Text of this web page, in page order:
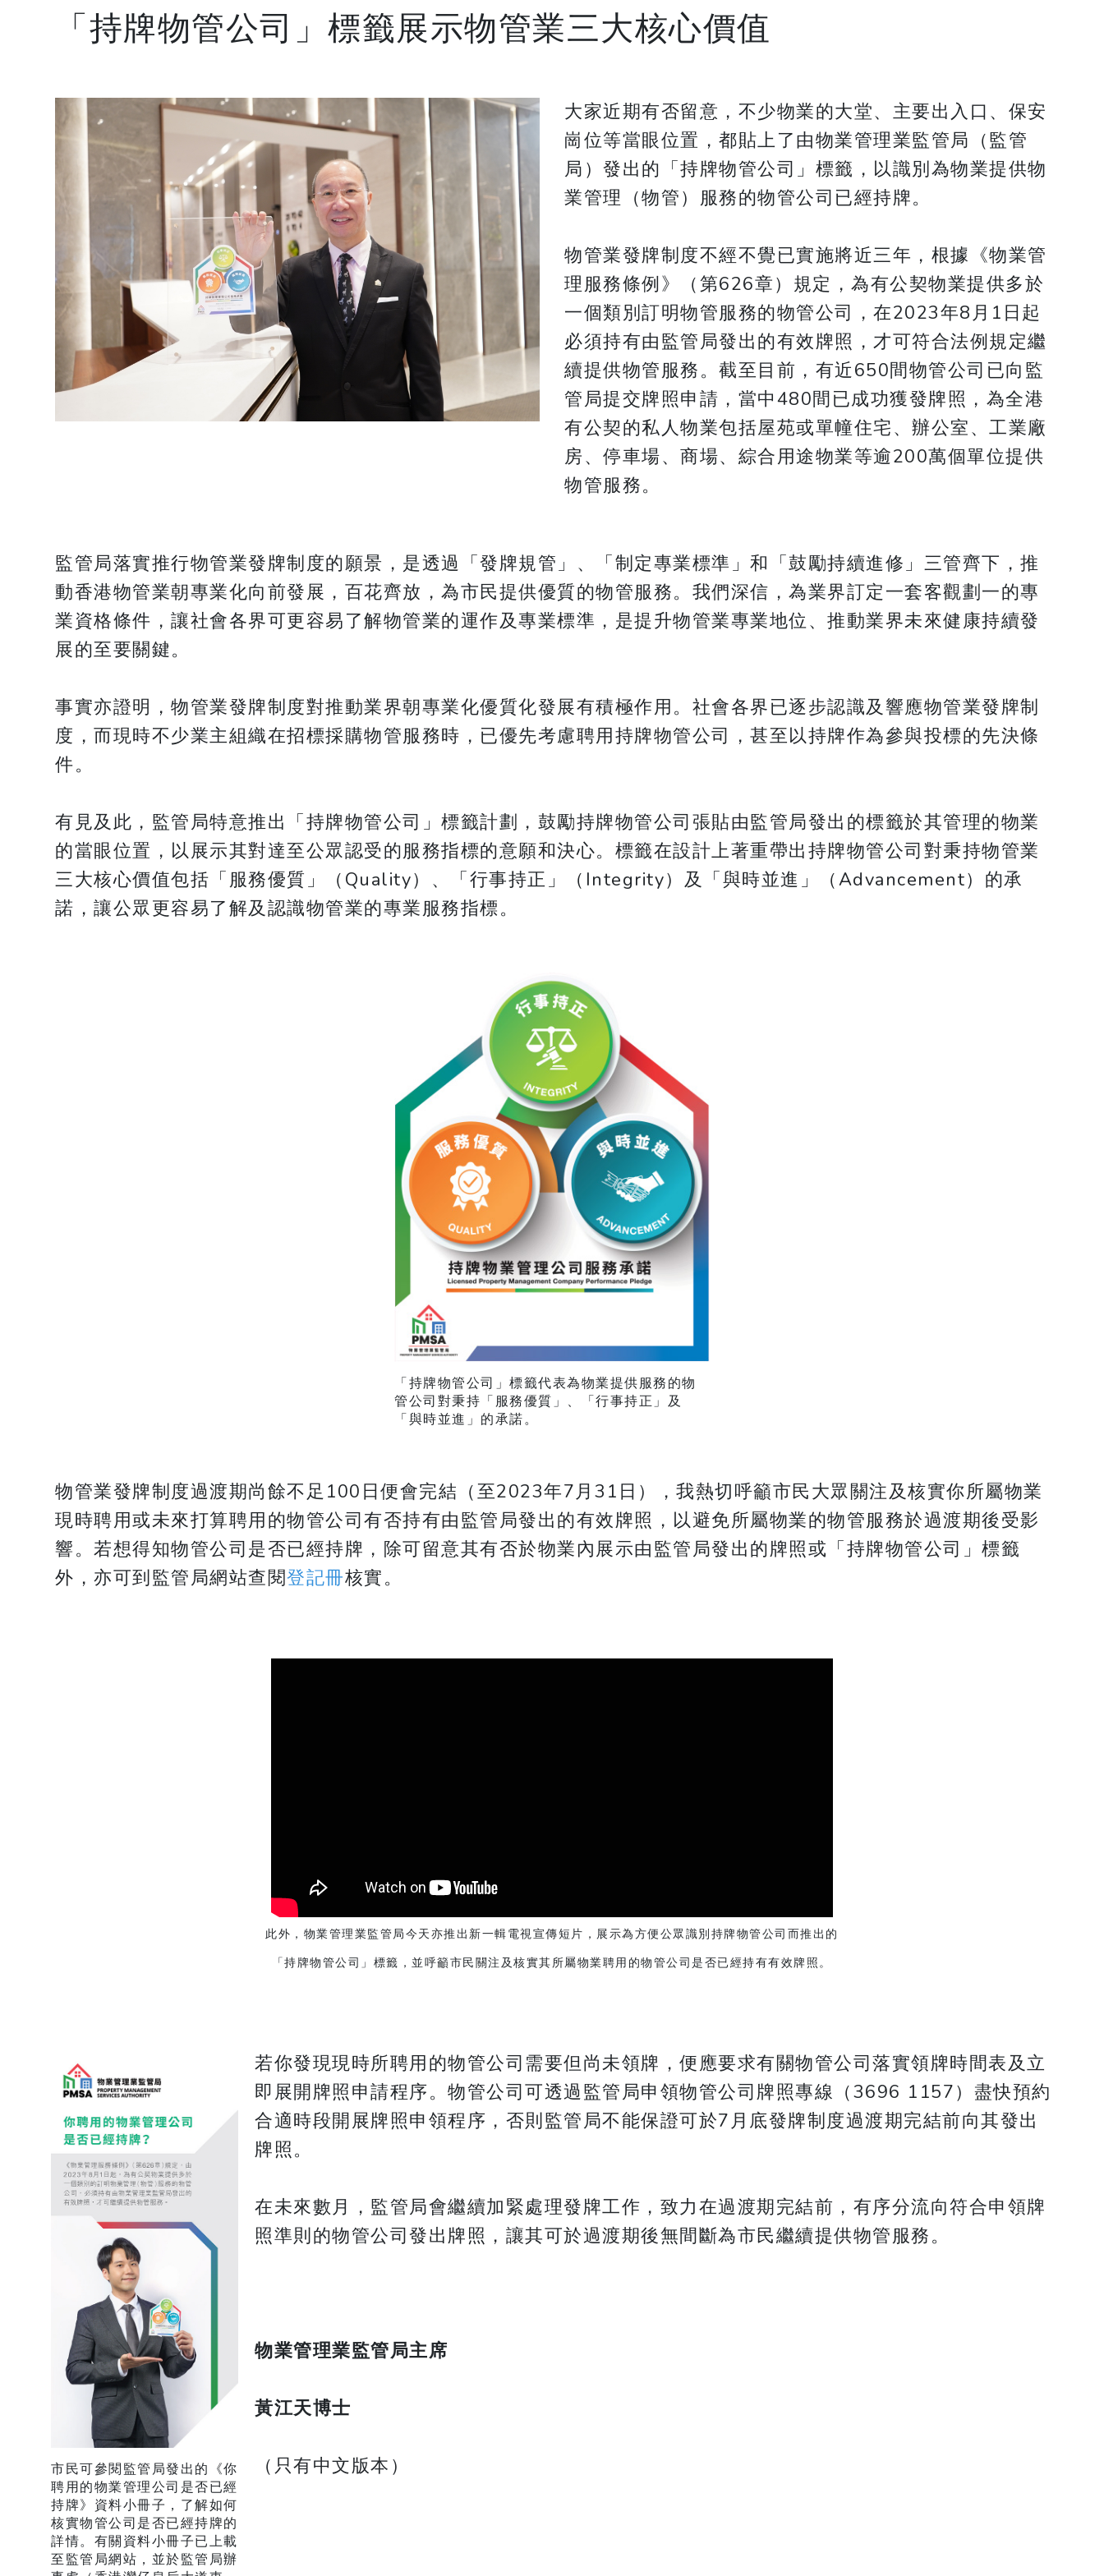
「持牌物管公司」標籤展示物管業三大核心價值
大家近期有否留意，不少物業的大堂、主要出入口、保安
崗位等當眼位置，都貼上了由物業管理業監管局（監管
局）發出的「持牌物管公司」標籤，以識別為物業提供物
業管理（物管）服務的物管公司已經持牌。
物管業發牌制度不經不覺已實施將近三年，根據《物業管
理服務條例》（第626章）規定，為有公契物業提供多於
一個類別訂明物管服務的物管公司，在2023年8月1日起
必須持有由監管局發出的有效牌照，才可符合法例規定繼
續提供物管服務。截至目前，有近650間物管公司已向監
管局提交牌照申請，當中480間已成功獲發牌照，為全港
有公契的私人物業包括屋苑或單幢住宅、辦公室、工業廠
房、停車場、商場、綜合用途物業等逾200萬個單位提供
物管服務。
監管局落實推行物管業發牌制度的願景，是透過「發牌規管」、「制定專業標準」和「鼓勵持續進修」三管齊下，推
動香港物管業朝專業化向前發展，百花齊放，為市民提供優質的物管服務。我們深信，為業界訂定一套客觀劃一的專
業資格條件，讓社會各界可更容易了解物管業的運作及專業標準，是提升物管業專業地位、推動業界未來健康持續發
展的至要關鍵。
事實亦證明，物管業發牌制度對推動業界朝專業化優質化發展有積極作用。社會各界已逐步認識及響應物管業發牌制
度，而現時不少業主組織在招標採購物管服務時，已優先考慮聘用持牌物管公司，甚至以持牌作為參與投標的先決條
件。
有見及此，監管局特意推出「持牌物管公司」標籤計劃，鼓勵持牌物管公司張貼由監管局發出的標籤於其管理的物業
的當眼位置，以展示其對達至公眾認受的服務指標的意願和決心。標籤在設計上著重帶出持牌物管公司對秉持物管業
三大核心價值包括「服務優質」（Quality）、「行事持正」（Integrity）及「與時並進」（Advancement）的承
諾，讓公眾更容易了解及認識物管業的專業服務指標。
「持牌物管公司」標籤代表為物業提供服務的物
管公司對秉持「服務優質」、「行事持正」及
「與時並進」的承諾。
物管業發牌制度過渡期尚餘不足100日便會完結（至2023年7月31日），我熱切呼籲市民大眾關注及核實你所屬物業
現時聘用或未來打算聘用的物管公司有否持有由監管局發出的有效牌照，以避免所屬物業的物管服務於過渡期後受影
響。若想得知物管公司是否已經持牌，除可留意其有否於物業內展示由監管局發出的牌照或「持牌物管公司」標籤
外，亦可到監管局網站查閱登記冊核實。
此外，物業管理業監管局今天亦推出新一輯電視宣傳短片，展示為方便公眾識別持牌物管公司而推出的
「持牌物管公司」標籤，並呼籲市民關注及核實其所屬物業聘用的物管公司是否已經持有有效牌照。
市民可參閱監管局發出的《你
聘用的物業管理公司是否已經
持牌》資料小冊子，了解如何
核實物管公司是否已經持牌的
詳情。有關資料小冊子已上載
至監管局網站，並於監管局辦
若你發現現時所聘用的物管公司需要但尚未領牌，便應要求有關物管公司落實領牌時間表及立
即展開牌照申請程序。物管公司可透過監管局申領物管公司牌照專線（3696 1157）盡快預約
合適時段開展牌照申領程序，否則監管局不能保證可於7月底發牌制度過渡期完結前向其發出
牌照。
在未來數月，監管局會繼續加緊處理發牌工作，致力在過渡期完結前，有序分流向符合申領牌
照準則的物管公司發出牌照，讓其可於過渡期後無間斷為市民繼續提供物管服務。
物業管理業監管局主席
黃江天博士
（只有中文版本）